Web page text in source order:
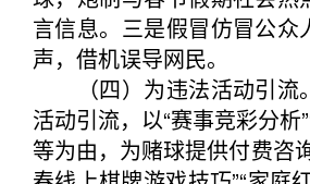
言信息。三是假冒仿冒公众
声，借机误导网民。
（四）为违法活动引流
活动引流，以“赛事竞彩分析
等为由，为赌球提供付费咨